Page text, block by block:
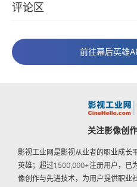
评论区
前往幕后英雄
关注影像创
影视工业网是影视从业者的职业成长
英雄；超过1,500,000+注册用户，
像创作与先进技术，为用户提供职业